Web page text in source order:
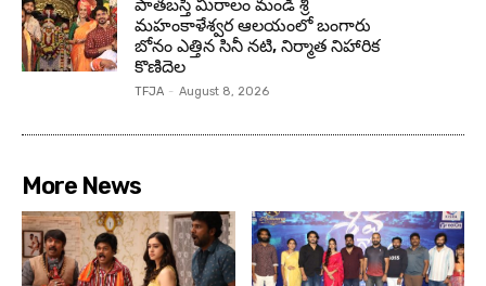
పాతబస్తీ మీరాలం మండి శ్రీ
మహంకాళేశ్వర ఆలయంలో బంగారు
బోనం ఎత్తిన సినీ నటి, నిర్మాత నిహారిక
కొణిదెల
TFJA - August 8, 2026
More News